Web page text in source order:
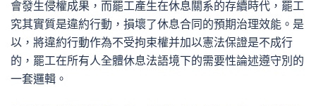
會發生侵權成果，而罷工產生在休息關系的存續時代，罷工
究其實質是違約行動，損壞了休息合同的預期治理效能。是
以，將違約行動作為不受拘束權并加以憲法保證是不成行
的，罷工在所有人全體休息法語境下的需要性論述遵守別的
一套邏輯。